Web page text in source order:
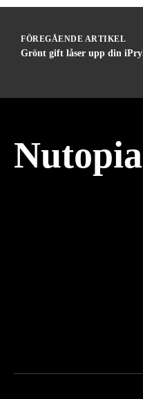
FÖREGÅENDE ARTIKEL
Grönt gift låser upp din